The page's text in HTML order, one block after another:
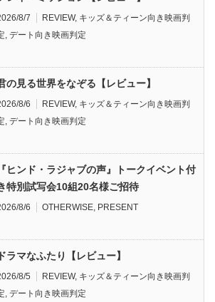
8/7 REVIEW, キッズ＆ティーン向き映画判
デート向き映画判定
の見る世界をなぞる【レビュー】
8/6 REVIEW, キッズ＆ティーン向き映画判
デート向き映画判定
『ヒンド・ラジャブの声』トークイベント付
特別試写会10組20名様ご招待
8/6 OTHERWISE PRESENT
ドラマなふたり【レビュー】
8/5 REVIEW, キッズ＆ティーン向き映画判
デート向き映画判定